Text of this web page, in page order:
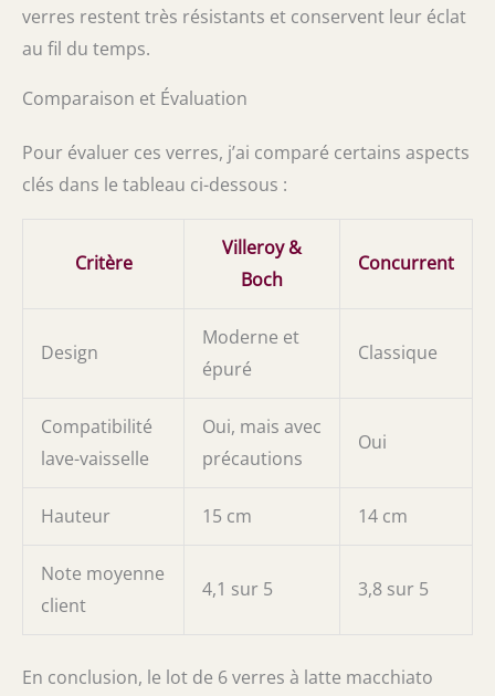
verres restent très résistants et conservent leur éclat
au fil du temps.
Comparaison et Évaluation
Pour évaluer ces verres, j’ai comparé certains aspects
clés dans le tableau ci-dessous :
Critère
Villeroy &
Boch
Concurrent
Design
Moderne et
épuré
Classique
Compatibilité
lave-vaisselle
Oui, mais avec
précautions
Oui
Hauteur 15 cm 14 cm
Note moyenne
client
4,1 sur 5 3,8 sur 5
En conclusion, le lot de 6 verres à latte macchiato